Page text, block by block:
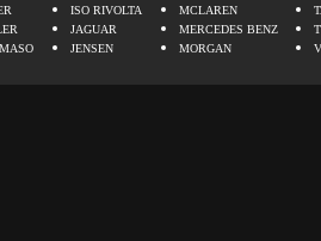
ISO RIVOLTA
JAGUAR
JENSEN
MCLAREN
MERCEDES BENZ
MORGAN